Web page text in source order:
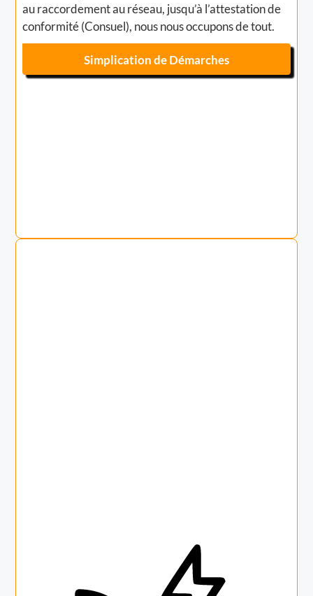
au raccordement au réseau, jusqu’à l’attestation de
conformité (Consuel), nous nous occupons de tout.
Simplication de Démarches